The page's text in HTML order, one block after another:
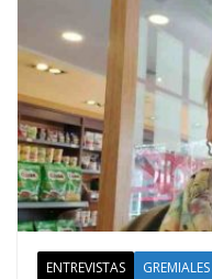
ENTREVISTAS GREMIALES